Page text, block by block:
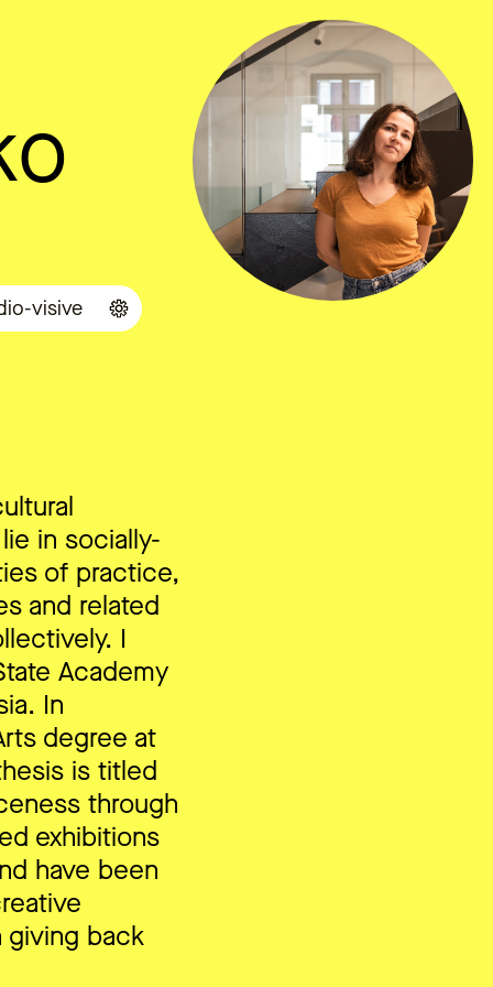
visive
in socially-
of practice,
and related
I
Academy
In
degree at
is titled
through
exhibitions
have been
giving back